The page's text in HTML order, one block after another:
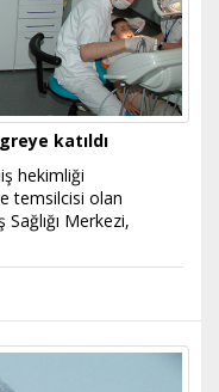
katıldı
hekimliği
temsilcisi olan
Merkezi,